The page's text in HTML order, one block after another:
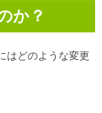
か？
はどのような変更